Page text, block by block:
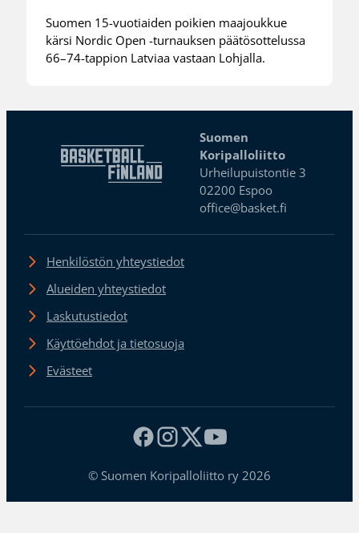
Suomen 15-vuotiaiden poikien maajoukkue
kärsi Nordic Open -turnauksen päätösottelussa
66–74-tappion Latviaa vastaan Lohjalla.
Suomen
Koripalloliitto
Urheilupuistontie 3
02200 Espoo
office@basket.fi
Henkilöstön yhteystiedot
Alueiden yhteystiedot
Laskutustiedot
Käyttöehdot ja tietosuoja
Evästeet
© Suomen Koripalloliitto ry 2026